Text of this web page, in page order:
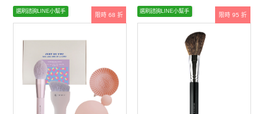
限時 68 折
選刷諮詢LINE小幫手
限時 95 折
選刷諮詢LINE小幫手